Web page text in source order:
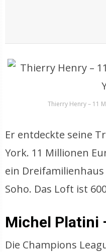
Thierry Henry – 11
Er entdeckte seine
York. 11 Millionen
ein
Soho. Das Loft ist
Michel Platini
Die Champions